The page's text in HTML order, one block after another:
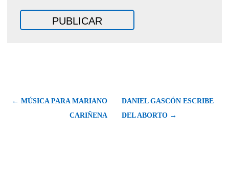
← MÚSICA PARA MARIANO
CARIÑENA
DANIEL GASCÓN ESCRIBE
DEL ABORTO →